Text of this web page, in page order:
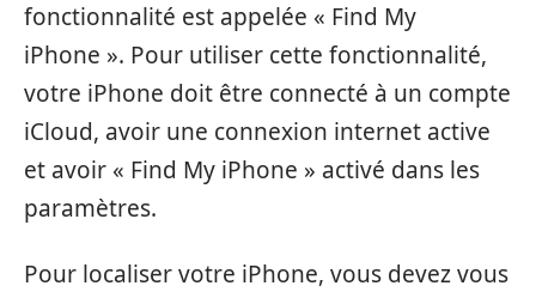
fonctionnalité est appelée « Find My
iPhone ». Pour utiliser cette fonctionnalité,
votre iPhone doit être connecté à un compte
iCloud, avoir une connexion internet active
et avoir « Find My iPhone » activé dans les
paramètres.
Pour localiser votre iPhone, vous devez vous